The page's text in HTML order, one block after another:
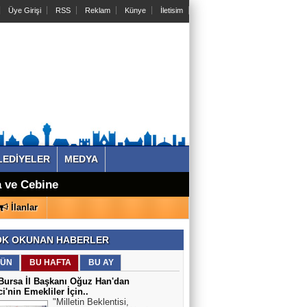
Üye Girişi RSS Reklam Künye İletisim
MEDYA
ve Cebine
İlanlar
OKUNAN HABERLER
BU HAFTA BU AY
İl Başkanı Oğuz Han'dan
Emekliler İçin..
"Milletin Beklentisi,